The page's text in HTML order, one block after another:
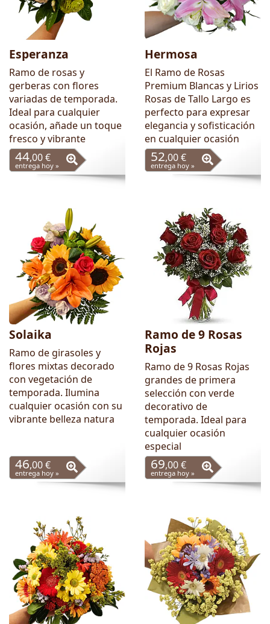
Esperanza
Ramo de rosas y
gerberas con flores
variadas de temporada.
Ideal para cualquier
ocasión, añade un toque
fresco y vibrante
44,00 €
entrega hoy »
Hermosa
El Ramo de Rosas
Premium Blancas y Lirios
Rosas de Tallo Largo es
perfecto para expresar
elegancia y sofisticación
en cualquier ocasión
52,00 €
entrega hoy »
Solaika
Ramo de girasoles y
flores mixtas decorado
con vegetación de
temporada. Ilumina
cualquier ocasión con su
vibrante belleza natura
46,00 €
entrega hoy »
Ramo de 9 Rosas
Rojas
Ramo de 9 Rosas Rojas
grandes de primera
selección con verde
decorativo de
temporada. Ideal para
cualquier ocasión
especial
69,00 €
entrega hoy »